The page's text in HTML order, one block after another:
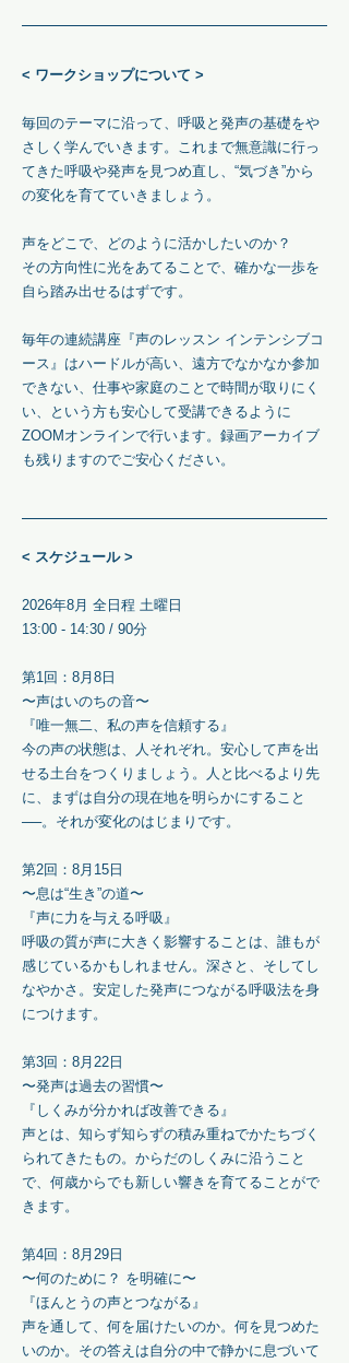
< ワークショップについて >
毎回のテーマに沿って、呼吸と発声の基礎をや
さしく学んでいきます。これまで無意識に行っ
てきた呼吸や発声を見つめ直し、“気づき”から
の変化を育てていきましょう。
声をどこで、どのように活かしたいのか？
その方向性に光をあてることで、確かな一歩を
自ら踏み出せるはずです。
毎年の連続講座『声のレッスン インテンシブコ
ース』はハードルが高い、遠方でなかなか参加
できない、仕事や家庭のことで時間が取りにく
い、という方も安心して受講できるように
ZOOMオンラインで行います。録画アーカイブ
も残りますのでご安心ください。
< スケジュール >
2026年8月 全日程 土曜日
13:00 - 14:30 / 90分
第1回：8月8日
〜声はいのちの音〜
『唯一無二、私の声を信頼する』
今の声の状態は、人それぞれ。安心して声を出
せる土台をつくりましょう。人と比べるより先
に、まずは自分の現在地を明らかにすること
──。それが変化のはじまりです。
第2回：8月15日
〜息は“生き”の道〜
『声に力を与える呼吸』
呼吸の質が声に大きく影響することは、誰もが
感じているかもしれません。深さと、そしてし
なやかさ。安定した発声につながる呼吸法を身
につけます。
第3回：8月22日
〜発声は過去の習慣〜
『しくみが分かれば改善できる』
声とは、知らず知らずの積み重ねでかたちづく
られてきたもの。からだのしくみに沿うこと
で、何歳からでも新しい響きを育てることがで
きます。
第4回 ：8月29日
〜何のために？ を明確に〜
​『ほんとうの声とつながる』
声を通して、何を届けたいのか。何を見つめた
いのか。その答えは自分の中で静かに息づいて